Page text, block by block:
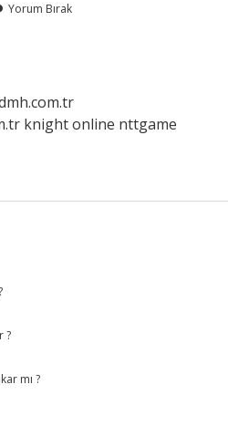
Yorum Bırak
knight online nttgame
?
mı ?